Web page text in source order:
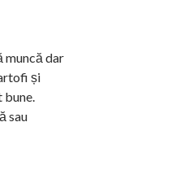
muncă dar
și
bune.
sau